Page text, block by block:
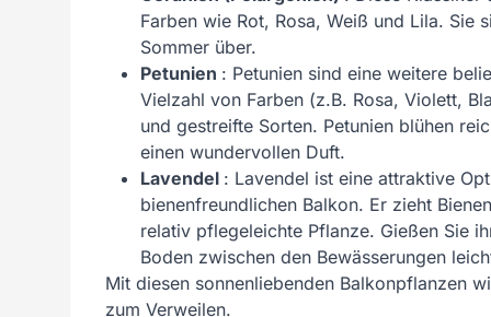
Farben wie Rot, Rosa, Weiß und Lila. Sie
Sommer über.
Petunien : Petunien sind eine weitere
Vielzahl von Farben (z.B. Rosa, Violett,
und gestreifte Sorten. Petunien blühen
einen wundervollen Duft.
Lavendel : Lavendel ist eine attraktive
bienenfreundlichen Balkon. Er zieht
relativ pflegeleichte Pflanze. Gießen Sie
Boden zwischen den Bewässerungen
Mit diesen sonnenliebenden Balkonpflanzen
zum Verweilen.